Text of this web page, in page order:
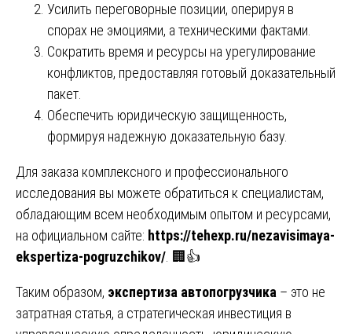
Усилить переговорные позиции, оперируя в
спорах не эмоциями, а техническими фактами.
Сократить время и ресурсы на урегулирование
конфликтов, предоставляя готовый доказательный
пакет.
Обеспечить юридическую защищенность,
формируя надежную доказательную базу.
Для заказа комплексного и профессионального
исследования вы можете обратиться к специалистам,
обладающим всем необходимым опытом и ресурсами,
на официальном сайте: https://tehexp.ru/nezavisimaya-
ekspertiza-pogruzchikov/. 🏢👍
Таким образом, экспертиза автопогрузчика – это не
затратная статья, а стратегическая инвестиция в